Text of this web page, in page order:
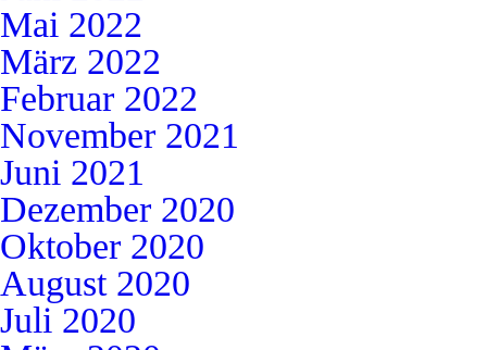
Mai 2022
März 2022
Februar 2022
November 2021
Juni 2021
Dezember 2020
Oktober 2020
August 2020
Juli 2020